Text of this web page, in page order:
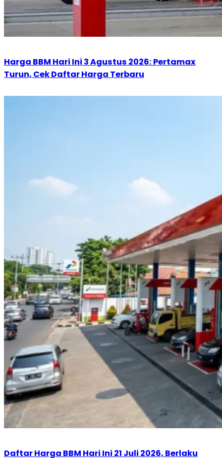
Harga BBM Hari Ini 3 Agustus 2026: Pertamax
Turun, Cek Daftar Harga Terbaru
Daftar Harga BBM Hari Ini 21 Juli 2026, Berlaku